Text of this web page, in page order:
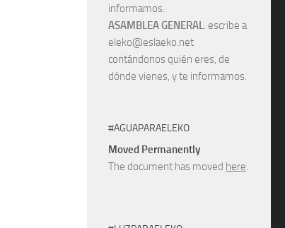
informamos.
ASAMBLEA GENERAL: escribe a
eleko@eslaeko.net
contándonos quién eres, de
dónde vienes, y te informamos.
#AGUAPARAELEKO
Moved Permanently
The document has moved here.